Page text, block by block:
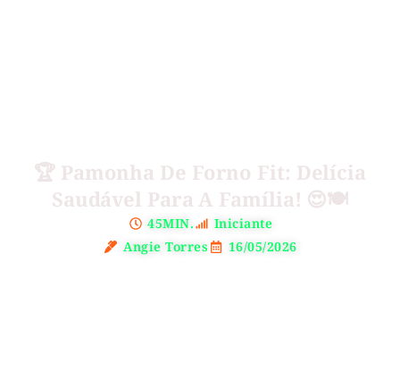
🏆 Pamonha De Forno Fit: Delícia
Saudável Para A Família! 😍🍽️
45MIN.
Iniciante
Angie Torres
16/05/2026